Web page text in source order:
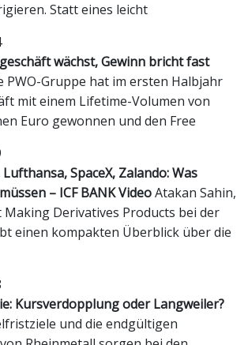
Statt eines leicht
wächst, Gewinn bricht fast
PWO-Gruppe hat im ersten Halbjahr
mit einem Lifetime-Volumen von
Euro gewonnen und den Free
SpaceX, Zalando: Was
– ICF BANK VideoAtakan Sahin,
Derivatives Products bei der
einen kompakten Überblick über die
Kursverdopplung oder Langweiler?
und die endgültigen